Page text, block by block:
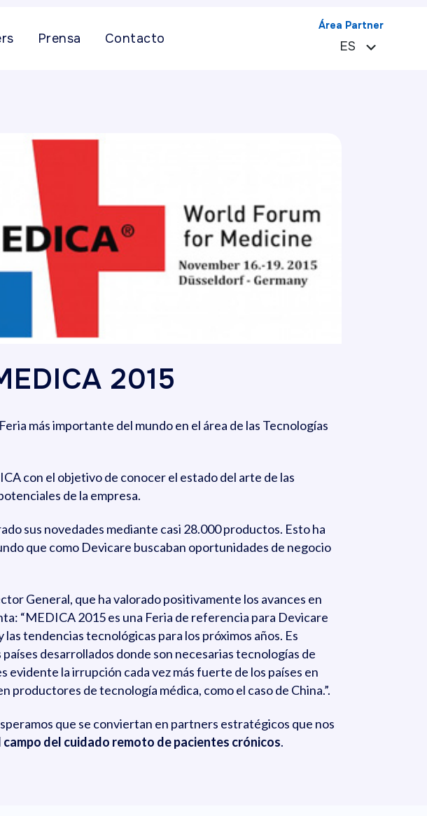
Área Partner
ES
Prensa Contacto
2015
más importante del mundo en el área de las Tecnologías
con el objetivo de conocer el estado del arte de las
de la empresa.
sus novedades mediante casi 28.000 productos. Esto ha
que como Devicare buscaban oportunidades de negocio
General, que ha valorado positivamente los avances en
“MEDICA 2015 es una Feria de referencia para Devicare
tendencias tecnológicas para los próximos años. Es
desarrollados donde son necesarias tecnologías de
la irrupción cada vez más fuerte de los países en
de tecnología médica, como el caso de China.”.
que se conviertan en partners estratégicos que nos
del cuidado remoto de pacientes crónicos.